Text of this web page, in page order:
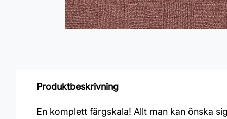
Produktbeskrivning
En komplett färgskala! Allt man kan önska